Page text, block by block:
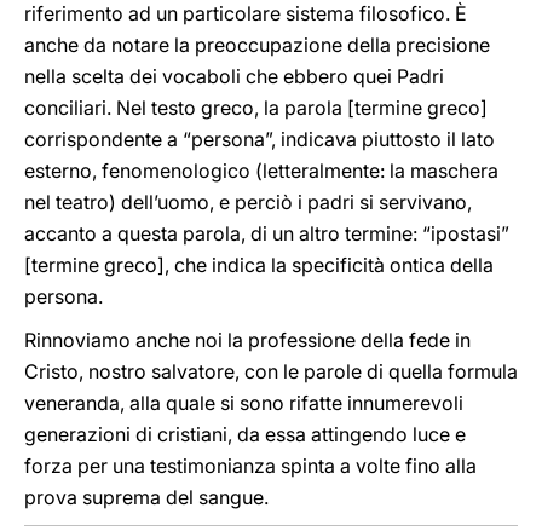
riferimento ad un particolare sistema filosofico. È
anche da notare la preoccupazione della precisione
nella scelta dei vocaboli che ebbero quei Padri
conciliari. Nel testo greco, la parola [termine greco]
corrispondente a “persona”, indicava piuttosto il lato
esterno, fenomenologico (letteralmente: la maschera
nel teatro) dell’uomo, e perciò i padri si servivano,
accanto a questa parola, di un altro termine: “ipostasi”
[termine greco], che indica la specificità ontica della
persona.
Rinnoviamo anche noi la professione della fede in
Cristo, nostro salvatore, con le parole di quella formula
veneranda, alla quale si sono rifatte innumerevoli
generazioni di cristiani, da essa attingendo luce e
forza per una testimonianza spinta a volte fino alla
prova suprema del sangue.